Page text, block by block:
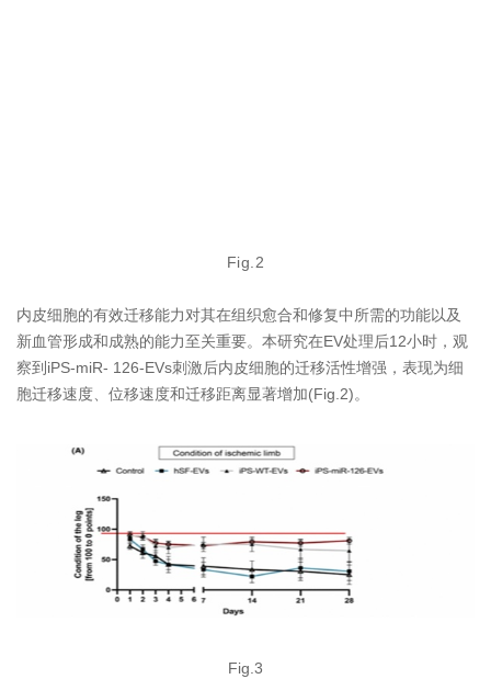
Fig.2
内皮细胞的有效迁移能力对其在组织愈合和修复中所需的功能以及
新血管形成和成熟的能力至关重要。本研究在EV处理后12小时，观
察到iPS-miR- 126-EVs刺激后内皮细胞的迁移活性增强，表现为细
胞迁移速度、位移速度和迁移距离显著增加(Fig.2)。
Fig.3